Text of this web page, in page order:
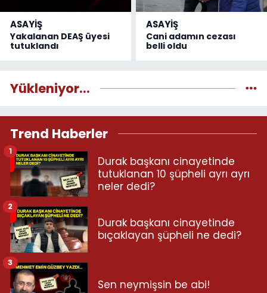
ASAYİŞ
Yakalanan DEAŞ üyesi
tutuklandı
ASAYİŞ
Cani adamın cezası
belli oldu
Yükleniyor...
Trend Haberler
Durak başkanı cinayetinde
tutuklanan 10 şüpheli ayrı ayrı
neler dedi?
1
Durak başkanı cinayetinde
bıçaklayan şüpheli ne dedi?
2
Sen neymişsin be abi!
3